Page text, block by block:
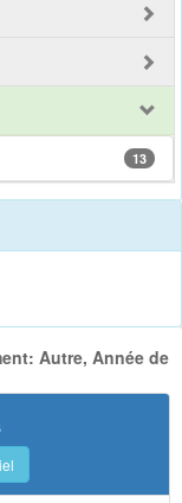
13
Autre, Année de